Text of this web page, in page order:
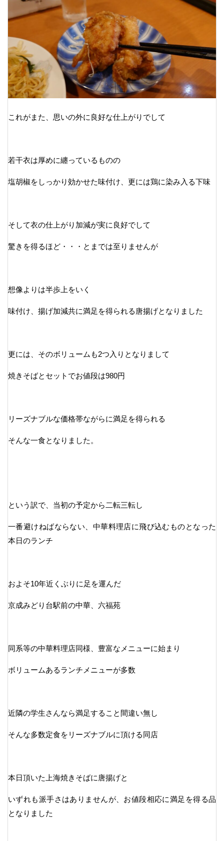
これがまた、思いの外に良好な仕上がりでして
若干衣は厚めに纏っているものの
塩胡椒をしっかり効かせた味付け、更には鶏に染み入る下味
そして衣の仕上がり加減が実に良好でして
驚きを得るほど・・・とまでは至りませんが
想像よりは半歩上をいく
味付け、揚げ加減共に満足を得られる唐揚げとなりました
更には、そのボリュームも2つ入りとなりまして
焼きそばとセットでお値段は980円
リーズナブルな価格帯ながらに満足を得られる
そんな一食となりました。
という訳で、当初の予定から二転三転し
一番避けねばならない、中華料理店に飛び込むものとなった
本日のランチ
およそ10年近くぶりに足を運んだ
京成みどり台駅前の中華、六福苑
同系等の中華料理店同様、豊富なメニューに始まり
ボリュームあるランチメニューが多数
近隣の学生さんなら満足すること間違い無し
そんな多数定食をリーズナブルに頂ける同店
本日頂いた上海焼きそばに唐揚げと
いずれも派手さはありませんが、お値段相応に満足を得る品
となりました